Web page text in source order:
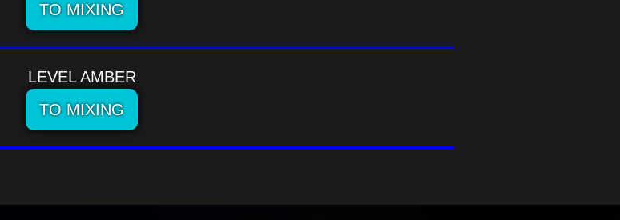
TO MIXING
LEVEL AMBER
TO MIXING